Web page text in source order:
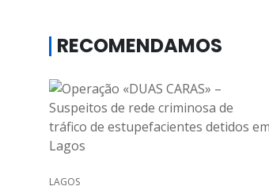
RECOMENDAMOS
LAGOS